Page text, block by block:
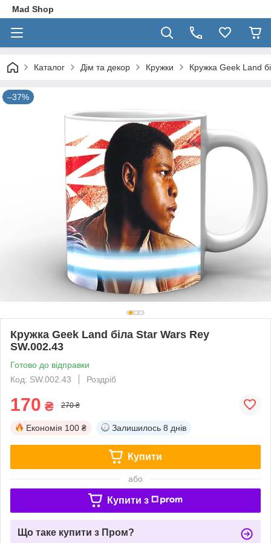
Mad Shop
Каталог Дім та декор Кружки Кружка Geek Land
–37%
Кружка Geek Land біла Star Wars Rey
SW.002.43
Готово до відправки
Код: SW.002.43
Роздріб
170 ₴ 270 ₴
Економія 100 ₴ Залишилось 8 днів
Купити
або
Купити з
Що таке купити з Пром?